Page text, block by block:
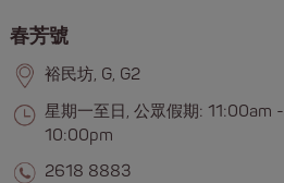
春芳號
裕民坊, G, G2
星期一至日, 公眾假期: 11:00am -
10:00pm
2618 8883